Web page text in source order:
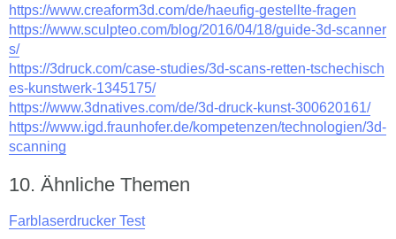
https://www.creaform3d.com/de/haeufig-gestellte-fragen
https://www.sculpteo.com/blog/2016/04/18/guide-3d-scanner
s/
https://3druck.com/case-studies/3d-scans-retten-tschechisch
es-kunstwerk-1345175/
https://www.3dnatives.com/de/3d-druck-kunst-300620161/
https://www.igd.fraunhofer.de/kompetenzen/technologien/3d-
scanning
Ähnliche Themen
Farblaserdrucker Test